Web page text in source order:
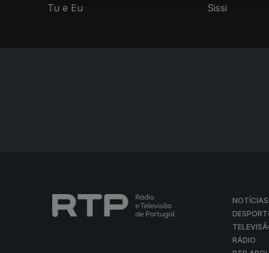
Tu e Eu Sissi
NOTÍCIAS
RÁDIO